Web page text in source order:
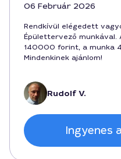
06 Február 2026
Rendkívül elégedett
Épülettervező
140000 forint, a munka
Mindenkinek ajánlom!
Rudolf V.
Ingyenes